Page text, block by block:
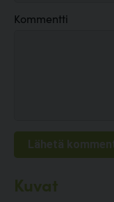
Kommentti
Kuvat